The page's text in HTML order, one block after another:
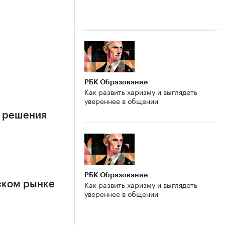
решения
рынке
РБК Образование
Как развить харизму и выглядеть
увереннее в общении
РБК Образование
Как развить харизму и выглядеть
увереннее в общении